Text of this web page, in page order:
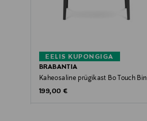
EELIS KUPONGIGA
BRABANTIA
Kaheosaline prügikast Bo Touch Bin
Original Price
199,00 €